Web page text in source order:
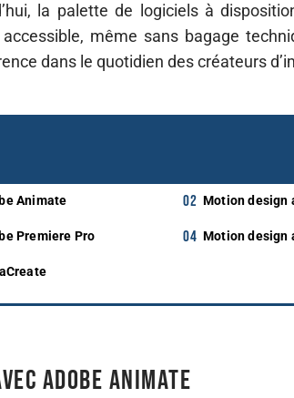
la palette de logiciels à
même sans bagage
dans le quotidien des créateurs
Animate Motion design
Premiere Pro Motion design
Adobe Animate